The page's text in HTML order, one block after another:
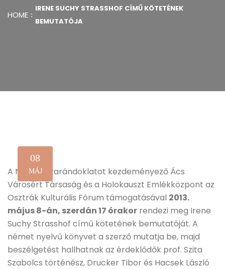
HOME
IRENE SUCHY STRASSHOF CÍMŰ KÖTETÉNEK
BEMUTATÓJA
08
MÁJ
A Nemzeti zarándoklatot kezdeményező Ács
Városért Társaság és a Holokauszt Emlékközpont az
Osztrák Kulturális Fórum támogatásával 2013.
május 8-án, szerdán 17 órakor rendezi meg Irene
Suchy Strasshof című kötetének bemutatóját. A
német nyelvű könyvet a szerző mutatja be, majd
beszélgetést hallhatnak az érdeklődők prof. Szita
Szabolcs történész, Drucker Tibor és Hacsek László